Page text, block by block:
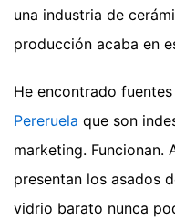
una industria de
producción acaba en
He encontrado
Pereruela que son
marketing. Funcionan.
presentan los asados
vidrio barato nunca